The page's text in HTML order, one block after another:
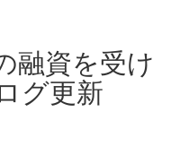
融資を受け
グ更新